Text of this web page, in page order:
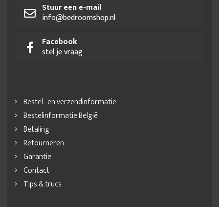
Stuur een e-mail
info@bedroomshop.nl
Facebook
stel je vraag
Bestel- en verzendinformatie
Bestelinformatie België
Betaling
Retourneren
Garantie
Contact
Tips & trucs